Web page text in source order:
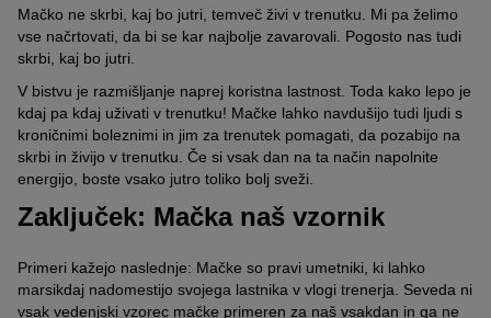
Mačko ne skrbi, kaj bo jutri, temveč živi v trenutku. Mi pa želimo
vse načrtovati, da bi se kar najbolje zavarovali. Pogosto nas tudi
skrbi, kaj bo jutri.
V bistvu je razmišljanje naprej koristna lastnost. Toda kako lepo je
kdaj pa kdaj uživati v trenutku! Mačke lahko navdušijo tudi ljudi s
kroničnimi boleznimi in jim za trenutek pomagati, da pozabijo na
skrbi in živijo v trenutku. Če si vsak dan na ta način napolnite
energijo, boste vsako jutro toliko bolj sveži.
Zaključek: Mačka naš vzornik
Primeri kažejo naslednje: Mačke so pravi umetniki, ki lahko
marsikdaj nadomestijo svojega lastnika v vlogi trenerja. Seveda ni
vsak vedenjski vzorec mačke primeren za naš vsakdan in ga ne